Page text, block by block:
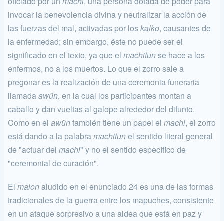
invocar la benevolencia divina y neutralizar la acción de
las fuerzas del mal, activadas por loskalko, causantes de
la enfermedad; sin embargo, éste no puede ser el
significado en el texto, ya que el machitunse hace a los
enfermos, no a los muertos. Lo que el zorro sale a
pregonar es la realización de una ceremonia funeraria
llamadaawün, en la cual los participantes montan a
caballo y dan vueltas al galope alrededor del difunto.
Como en el awüntambién tiene un papel el ma­chi, el zorro
está dando a la palabramachitunel sentido literal general
de "actuar del machi" y no el sentido específico de
"ceremonial de cu­ración".
El malonaludido en el enunciado 24 es una de las formas
tradi­cionales de la guerra entre los mapuches, consistente
en un ataque sor­presivo a una aldea que está en paz y